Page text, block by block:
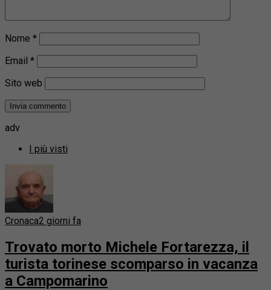
Nome *
Email *
Sito web
adv
I più visti
Cronaca2 giorni fa
Trovato morto Michele Fortarezza, il
turista torinese scomparso in vacanza
a Campomarino